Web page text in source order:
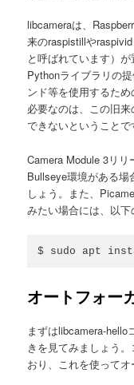
libcameraは、
来のraspistillや
と呼ばれています）
Pythonライブラリの
ンド等を使用するた
必要なのは、この旧
できないということで
Camera Module 3リ
Bullseye環境がある場
しょう。また、
みたい場合には、以下
$ sudo apt
オートフォー
まずはlibcamera-
きを見てみましょう
おり、これを使ってオ